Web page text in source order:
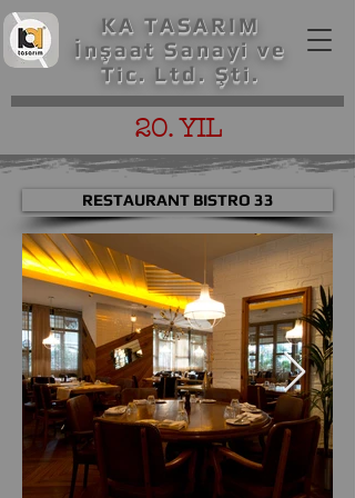
KA TASARIM
İnşaat Sanayi ve
Tic. Ltd. Şti.
20. YIL
RESTAURANT BISTRO 33